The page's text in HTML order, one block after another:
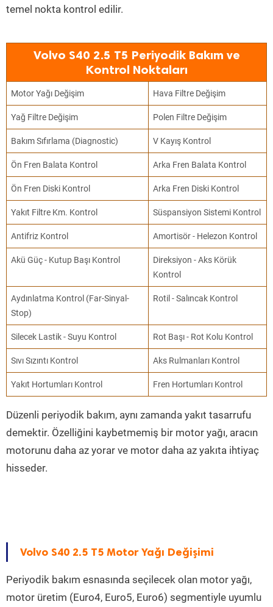
temel nokta kontrol edilir.
Volvo S40 2.5 T5 Periyodik Bakım ve
Kontrol Noktaları
Motor Yağı Değişim Hava Filtre Değişim
Yağ Filtre Değişim Polen Filtre Değişim
Bakım Sıfırlama (Diagnostic) V Kayış Kontrol
Ön Fren Balata Kontrol Arka Fren Balata Kontrol
Ön Fren Diski Kontrol Arka Fren Diski Kontrol
Yakıt Filtre Km. Kontrol Süspansiyon Sistemi Kontrol
Antifriz Kontrol Amortisör - Helezon Kontrol
Akü Güç - Kutup Başı Kontrol
Direksiyon - Aks Körük
Kontrol
Aydınlatma Kontrol (Far-Sinyal-
Stop)
Rotil - Salıncak Kontrol
Silecek Lastik - Suyu Kontrol Rot Başı - Rot Kolu Kontrol
Sıvı Sızıntı Kontrol Aks Rulmanları Kontrol
Yakıt Hortumları Kontrol Fren Hortumları Kontrol
Düzenli periyodik bakım, aynı zamanda yakıt tasarrufu
demektir. Özelliğini kaybetmemiş bir motor yağı, aracın
motorunu daha az yorar ve motor daha az yakıta ihtiyaç
hisseder.
Volvo S40 2.5 T5 Motor Yağı Değişimi
Periyodik bakım esnasında seçilecek olan motor yağı,
motor üretim (Euro4, Euro5, Euro6) segmentiyle uyumlu